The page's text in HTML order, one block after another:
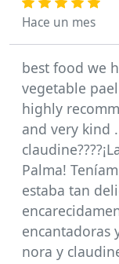
Hace un mes
best food we
vegetable
highly
and very kind
Palma!
estaba tan
encantadoras
nora y